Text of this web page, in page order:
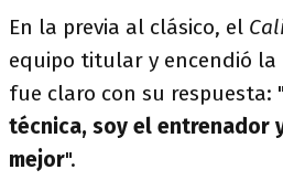
En la previa al clásico, el
equipo titular y encendió la
fue claro con su respuesta: "
técnica, soy el entrenador
mejor".